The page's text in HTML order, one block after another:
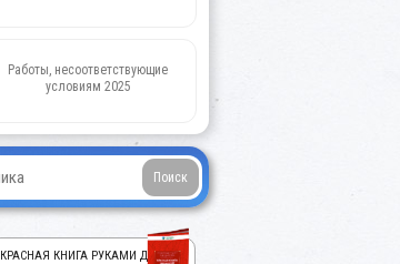
Работы, несоответствующие
условиям 2025
КРАСНАЯ КНИГА РУКАМИ ДЕТЕЙ!